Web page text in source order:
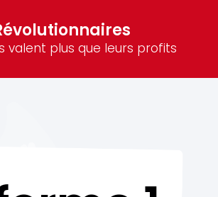
valent plus que leurs profits